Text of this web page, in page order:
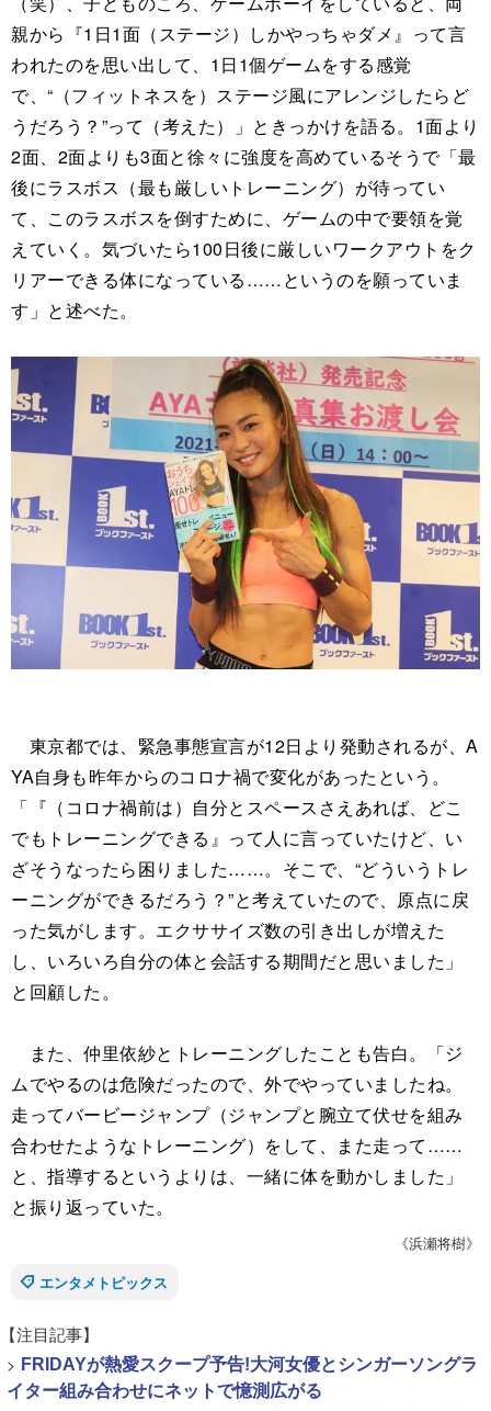
親から『1日1面（ステージ）しかやっちゃダメ』って言
われたのを思い出して、1日1個ゲームをする感覚
で、“（フィットネスを）ステージ風にアレンジしたらど
うだろう？”って（考えた）」ときっかけを語る。1面より
2面、2面よりも3面と徐々に強度を高めているそうで「最
後にラスボス（最も厳しいトレーニング）が待ってい
て、このラスボスを倒すために、ゲームの中で要領を覚
えていく。気づいたら100日後に厳しいワークアウトをク
リアーできる体になっている……というのを願っていま
す」と述べた。
東京都では、緊急事態宣言が12日より発動されるが、A
YA自身も昨年からのコロナ禍で変化があったという。
「『（コロナ禍前は）自分とスペースさえあれば、どこ
でもトレーニングできる』って人に言っていたけど、い
ざそうなったら困りました……。そこで、“どういうトレ
ーニングができるだろう？”と考えていたので、原点に戻
った気がします。エクササイズ数の引き出しが増えた
し、いろいろ自分の体と会話する期間だと思いました」
と回顧した。
また、仲里依紗とトレーニングしたことも告白。「ジ
ムでやるのは危険だったので、外でやっていましたね。
走ってバービージャンプ（ジャンプと腕立て伏せを組み
合わせたようなトレーニング）をして、また走って……
と、指導するというよりは、一緒に体を動かしました」
と振り返っていた。
《浜瀬将樹》
エンタメトピックス
【注目記事】
> FRIDAYが熱愛スクープ予告!大河女優とシンガーソングラ
イター組み合わせにネットで憶測広がる